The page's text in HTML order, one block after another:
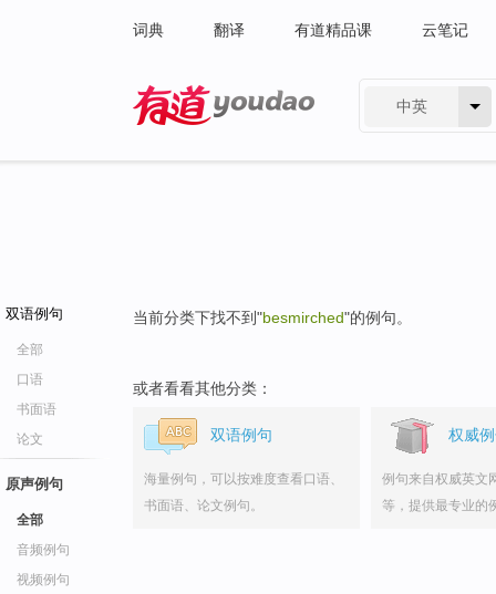
词典 翻译 有道精品课 云笔记
中英
双语例句
全部
口语
书面语
论文
原声例句
全部
音频例句
视频例句
当前分类下找不到"besmirched"的例句。
或者看看其他分类：
双语例句
海量例句，可以按难度查看口语、
书面语、论文例句。
权威
例句来自权威英文
等，提供最专业的